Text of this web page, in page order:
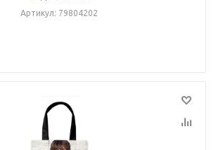
Артикул: 79804202